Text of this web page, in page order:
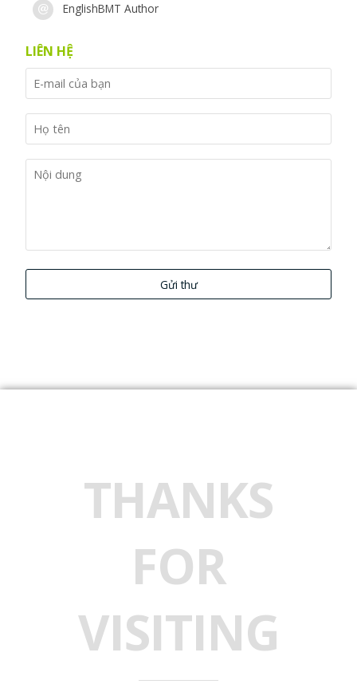
EnglishBMT Author
LIÊN HỆ
Gửi thư
THANKS
FOR
VISITING